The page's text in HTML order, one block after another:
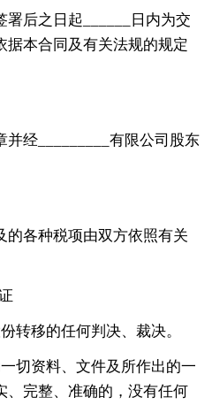
后之日起______日内为交
据本合同及有关法规的规定
经_________有限公司股东
各种税项由双方依照有关
移的任何判决、裁决。
资料、文件及所作出的一
、完整、准确的，没有任何